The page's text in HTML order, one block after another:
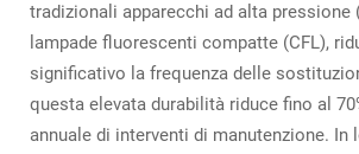
tradizionali apparecchi ad alta pressione
lampade fluorescenti compatte (CFL),
significativo la frequenza delle
questa elevata durabilità riduce fino al
annuale di interventi di manutenzione. In